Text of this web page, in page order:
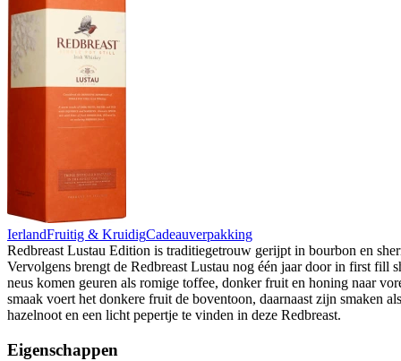
IerlandFruitig & KruidigCadeauverpakking
Redbreast Lustau Edition is traditiegetrouw gerijpt in bourbon en
Vervolgens brengt de Redbreast Lustau nog één jaar door in first fill
neus komen geuren als romige toffee, donker fruit en honing naar
smaak voert het donkere fruit de boventoon, daarnaast zijn smaken
hazelnoot en een licht pepertje te vinden in deze Redbreast.
Eigenschappen